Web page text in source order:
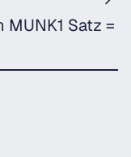
Satz =